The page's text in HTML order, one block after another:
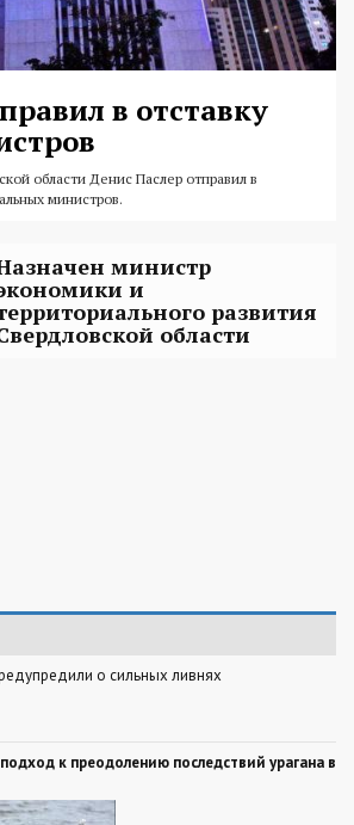
в отставку
области Денис Паслер отправил в
министров.
министр
и
развития
области
о сильных ливнях
к преодолению последствий урагана в